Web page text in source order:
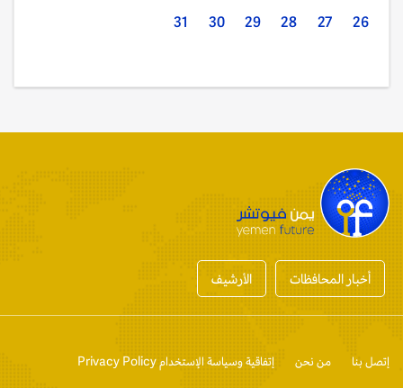
26
27
28
29
30
31
أخبار المحافظات الأرشيف
إتصل بنا من نحن إتفاقية وسياسة الإستخدام Privacy Policy